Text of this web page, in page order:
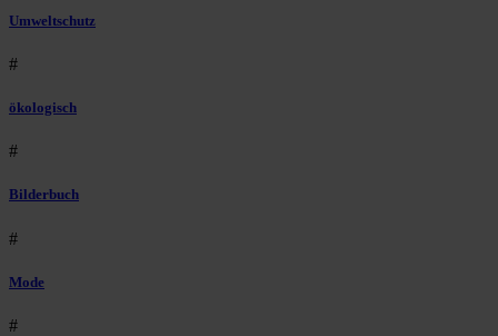
Umweltschutz
#
ökologisch
#
Bilderbuch
#
Mode
#